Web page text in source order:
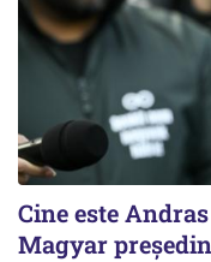
Cine este
Magyar